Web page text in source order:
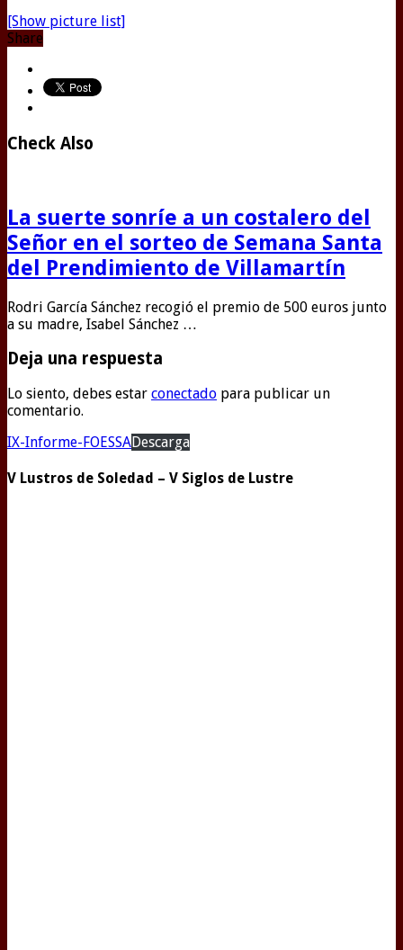
[Show picture list]
Share
Check Also
La suerte sonríe a un costalero del
Señor en el sorteo de Semana Santa
del Prendimiento de Villamartín
Rodri García Sánchez recogió el premio de 500 euros junto
a su madre, Isabel Sánchez …
Deja una respuesta
Lo siento, debes estar conectado para publicar un
comentario.
IX-Informe-FOESSADescarga
V Lustros de Soledad – V Siglos de Lustre